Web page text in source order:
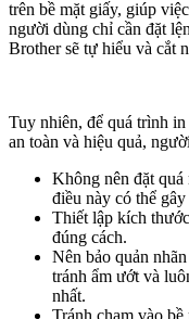
trên bề mặt giấy, giúp
người dùng chỉ cần đặt
Brother sẽ tự hiểu và cắt
Tuy nhiên, để quá trình
an toàn và hiệu quả,
Không nên đặt
điều này có thể
Thiết lập kích
đúng cách.
Nên bảo quản
tránh ẩm ướt và
nhất.
Tránh chạm vào